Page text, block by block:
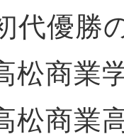
代優勝
松商業
松商業